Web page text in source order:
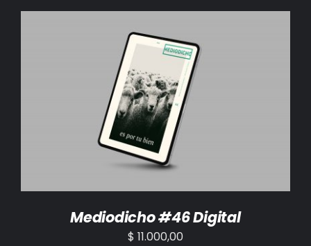
AÑADIR AL CARRITO /
Mediodicho #46 Digital
$ 11.000,00